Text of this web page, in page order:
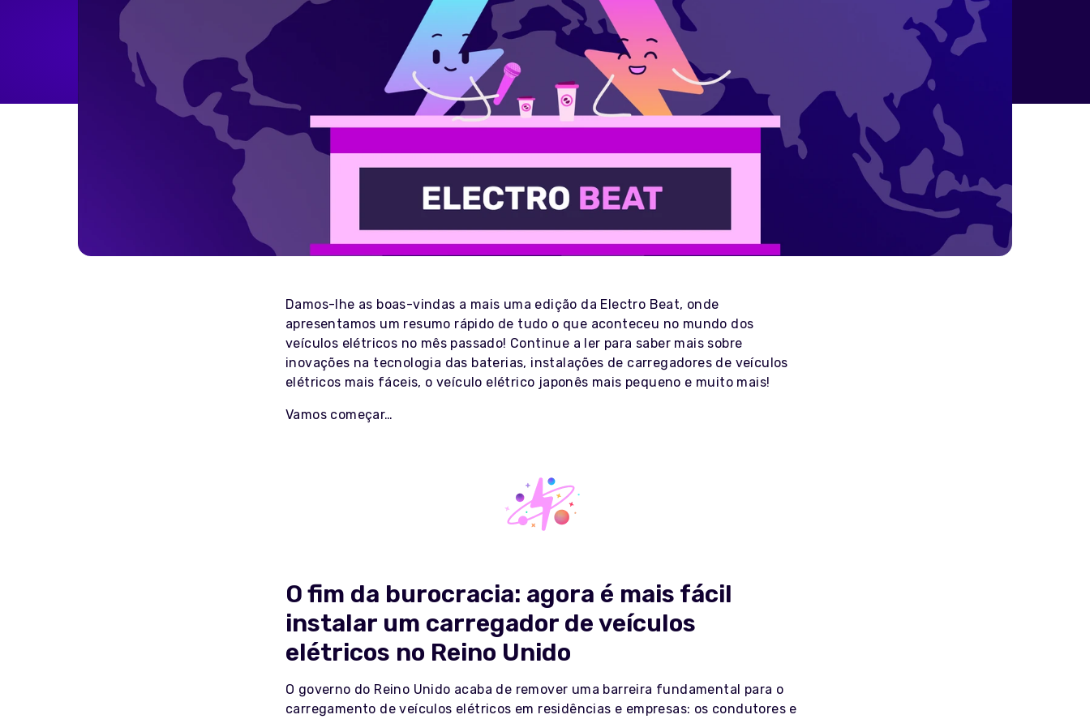
Reimbursement
Automatically reimburse your
drivers charging at home
through your business
Salary Sacrifice
Save up to 40% on public
charging costs for your business
with salary sacrifice from
Octopus
Damos-lhe as boas-vindas a mais uma edição da Electro Beat, onde
apresentamos um resumo rápido de tudo o que aconteceu no mundo dos
veículos elétricos no mês passado! Continue a ler para saber mais sobre
inovações na tecnologia das baterias, instalações de carregadores de veículos
elétricos mais fáceis, o veículo elétrico japonês mais pequeno e muito mais!
Vamos começar…
O fim da burocracia: agora é mais fácil
instalar um carregador de veículos
elétricos no Reino Unido
O governo do Reino Unido acaba de remover uma barreira fundamental para o
carregamento de veículos elétricos em residências e empresas: os condutores e